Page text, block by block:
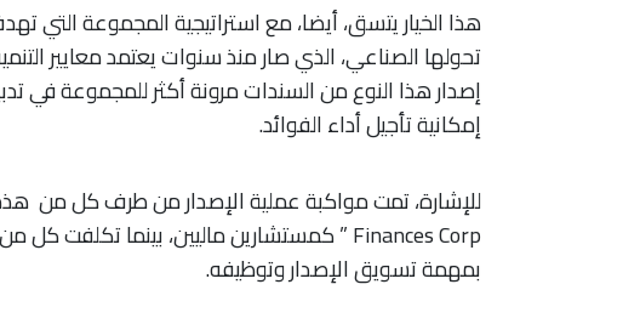
هذا الخيار يتسق، أيضا، مع استراتيجية المجموعة التي
تحولها الصناعي، الذي صار منذ سنوات يعتمد معايير
إصدار هذا النوع من السندات مرونة أكثر للمجموعة في
إمكانية تأجيل أداء الفوائد.
بمهمة تسويق الإصدار وتوظيفه.